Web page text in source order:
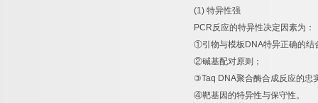
(1) 特异性强
PCR反应的特异性决定因素为：
①引物与模板 DNA特异正确的结
②碱基配对原则；
③Taq DNA聚合酶合成反应的忠
④靶基因的特异性与保守性。